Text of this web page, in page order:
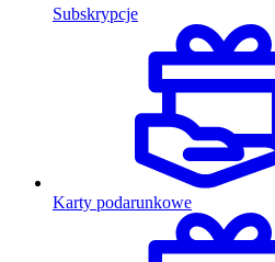
Subskrypcje
Karty podarunkowe